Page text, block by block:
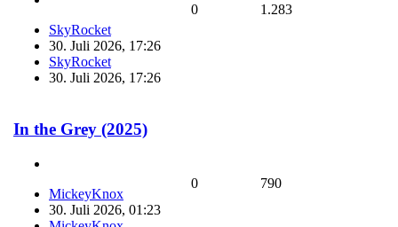
SkyRocket
30. Juli 2026, 17:26
SkyRocket
30. Juli 2026, 17:26
0 1.283
In the Grey (2025)
MickeyKnox
30. Juli 2026, 01:23
0 790